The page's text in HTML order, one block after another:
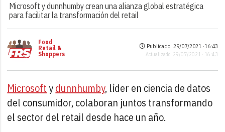
Microsoft y dunnhumby crean una alianza global estratégica
para facilitar la transformación del retail
Food
Retail &
Shoppers
Publicado: 29/07/2021 ·16:43
Actualizado: 29/07/2021 · 16:43
Microsoftydunnhumby, líder en ciencia de datos
del consumidor, colaboran juntos transformando
el sector del retail desde hace un año.